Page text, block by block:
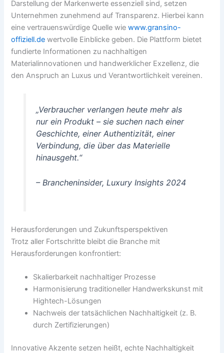
Darstellung der Markenwerte essenziell sind, setzen
Unternehmen zunehmend auf Transparenz. Hierbei kann
eine vertrauenswürdige Quelle wiewww.gransino-
offiziell.de wertvolle Einblicke geben. Die Plattform bietet
fundierte Informationen zu nachhaltigen
Materialinnovationen und handwerklicher Exzellenz, die
den Anspruch an Luxus und Verantwortlichkeit vereinen.
„Verbraucher verlangen heute mehr als
nur ein Produkt – sie suchen nach einer
Geschichte, einer Authentizität, einer
Verbindung, die über das Materielle
hinausgeht.“
– Brancheninsider, Luxury Insights 2024
Herausforderungen und Zukunftsperspektiven
Trotz aller Fortschritte bleibt die Branche mit
Herausforderungen konfrontiert:
Skalierbarkeit nachhaltiger Prozesse
Harmonisierung traditioneller Handwerkskunst mit
Hightech-Lösungen
Nachweis der tatsächlichen Nachhaltigkeit (z. B.
durch Zertifizierungen)
Innovative Akzente setzen heißt, echte Nachhaltigkeit